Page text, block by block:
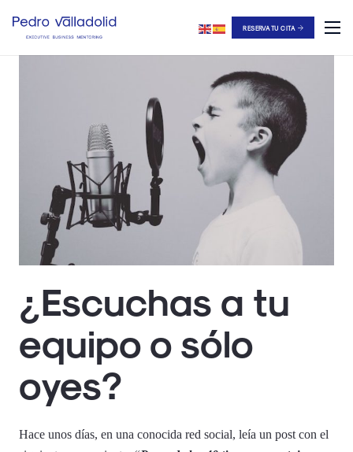
RESERVA TU CITA
¿Escuchas a tu
equipo o sólo
oyes?
Hace unos días, en una conocida red social, leía un post con el